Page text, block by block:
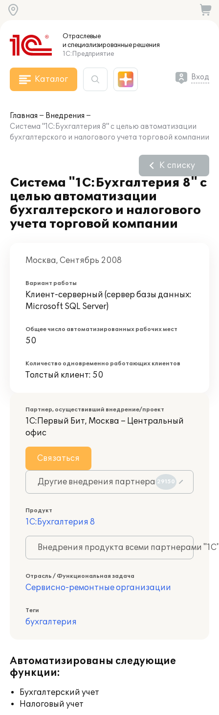
Отраслевые
и специализированныерешения
1С:Предприятие
Каталог Вход
Главная
Внедрения
Система "1С:Бухгалтерия 8" с целью автоматизации
бухгалтерского и налогового учета торговой компании
Система "1С:Бухгалтерия 8" с
целью автоматизации
бухгалтерского и налогового
учета торговой компании
К списку
Москва, Сентябрь 2008
Вариант работы
Клиент-серверный (сервер базы данных:
Microsoft SQL Server)
Общее число автоматизированных рабочих мест
50
Количество одновременно работающих клиентов
Толстый клиент: 50
Партнер, осуществивший внедрение/проект
1С:Первый Бит, Москва – Центральный
офис
Связаться
Другие внедрения партнера 29150
Продукт
1С:Бухгалтерия 8
Внедрения продукта всеми партнерами
Отрасль / Функциональная задача
Сервисно-ремонтные организации
Теги
бухгалтерия
Автоматизированы следующие
функции:
Бухгалтерский учет
Налоговый учет